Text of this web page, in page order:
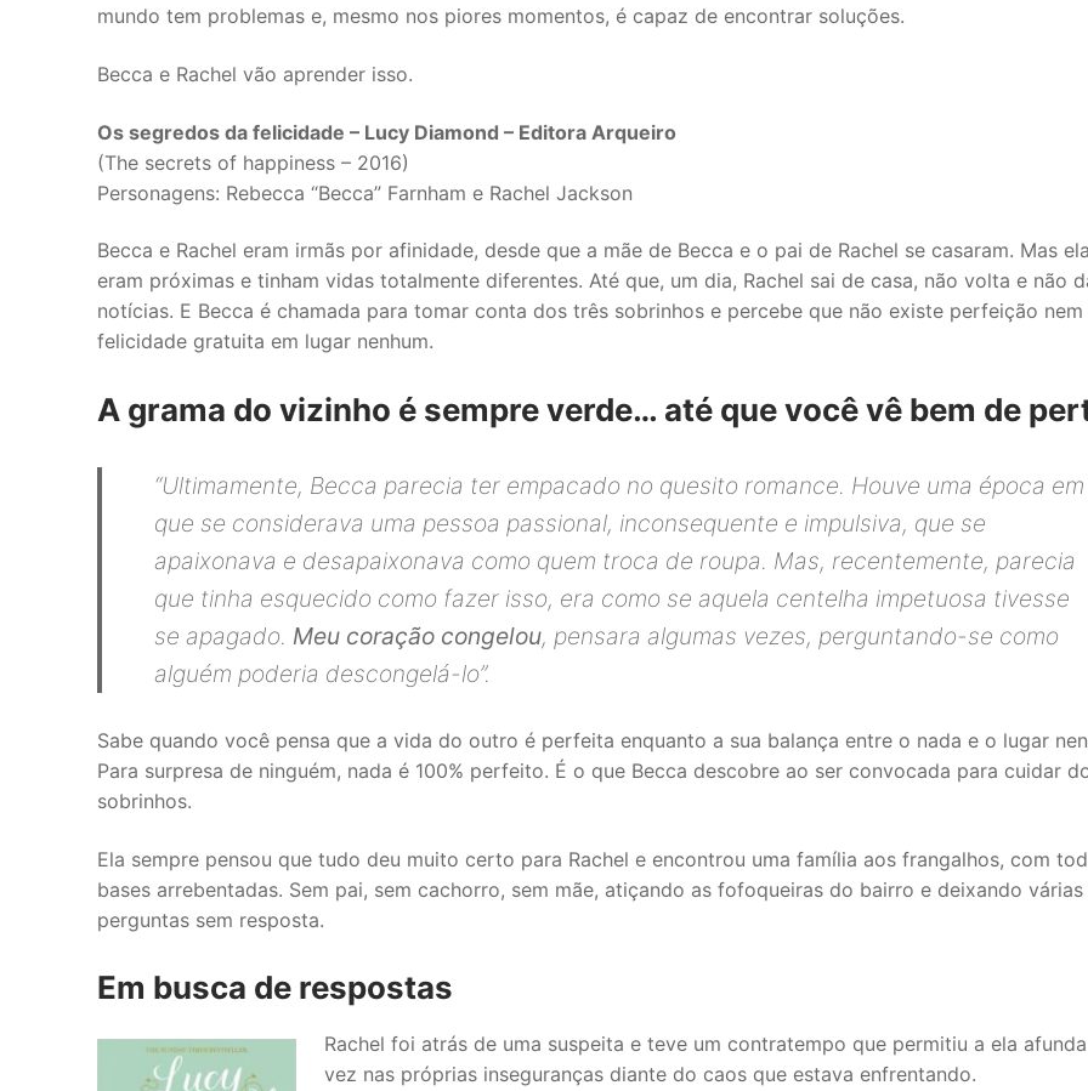
mundo tem problemas e, mesmo nos piores momentos, é capaz de encontrar soluções.
Becca e Rachel vão aprender isso.
Os segredos da felicidade – Lucy Diamond – Editora Arqueiro
(The secrets of happiness – 2016)
Personagens: Rebecca “Becca” Farnham e Rachel Jackson
Becca e Rachel eram irmãs por afinidade, desde que a mãe de Becca e o pai de Rachel se casaram. Mas
eram próximas e tinham vidas totalmente diferentes. Até que, um dia, Rachel sai de casa, não volta e não
notícias. E Becca é chamada para tomar conta dos três sobrinhos e percebe que não existe perfeição nem
felicidade gratuita em lugar nenhum.
A grama do vizinho é sempre verde… até que você vê bem de
“Ultimamente, Becca parecia ter empacado no quesito romance. Houve uma época em
que se considerava uma pessoa passional, inconsequente e impulsiva, que se
apaixonava e desapaixonava como quem troca de roupa. Mas, recentemente, parecia
que tinha esquecido como fazer isso, era como se aquela centelha impetuosa tivesse
se apagado. Meu coração congelou, pensara algumas vezes, perguntando-se como
alguém poderia descongelá-lo”.
Sabe quando você pensa que a vida do outro é perfeita enquanto a sua balança entre o nada e o lugar
Para surpresa de ninguém, nada é 100% perfeito. É o que Becca descobre ao ser convocada para cuidar
sobrinhos.
Ela sempre pensou que tudo deu muito certo para Rachel e encontrou uma família aos frangalhos, com
bases arrebentadas. Sem pai, sem cachorro, sem mãe, atiçando as fofoqueiras do bairro e deixando várias
perguntas sem resposta.
Em busca de respostas
Rachel foi atrás de uma suspeita e teve um contratempo que permitiu a ela
vez nas próprias inseguranças diante do caos que estava enfrentando.